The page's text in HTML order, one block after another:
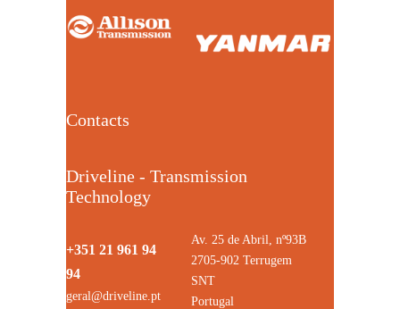
Contacts
Driveline - Transmission
Technology
+351 21 961 94
94
geral@driveline.pt
Av. 25 de Abril, nº93B
2705-902 Terrugem
SNT
Portugal